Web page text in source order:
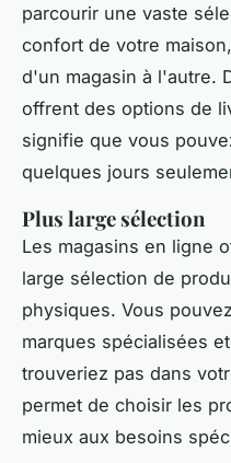
parcourir une vaste
confort de votre
d'un magasin à l'autre.
offrent des options de
signifie que vous
quelques jours
Plus large sélection
Les magasins en ligne
large sélection de
physiques. Vous
marques spécialisées
trouveriez pas dans
permet de choisir les
mieux aux besoins